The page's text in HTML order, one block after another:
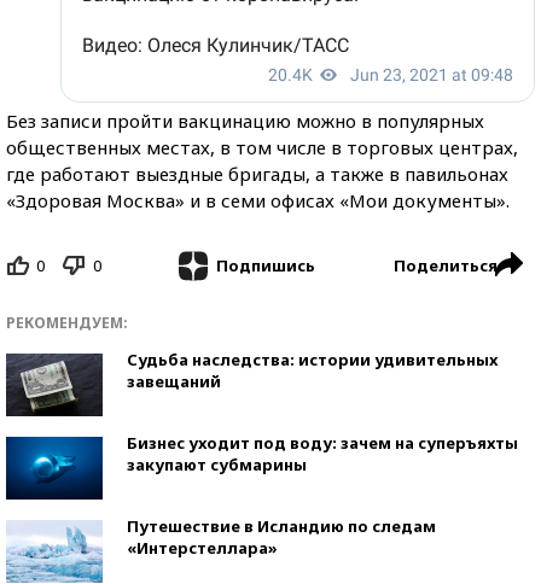
Без записи пройти вакцинацию можно в популярных
общественных местах, в том числе в торговых центрах,
где работают выездные бригады, а также в павильонах
«Здоровая Москва» и в семи офисах «Мои документы».
0 0 Подпишись Поделиться
РЕКОМЕНДУЕМ:
Судьба наследства: истории удивительных
завещаний
Бизнес уходит под воду: зачем на суперъяхты
закупают субмарины
Путешествие в Исландию по следам
«Интерстеллара»